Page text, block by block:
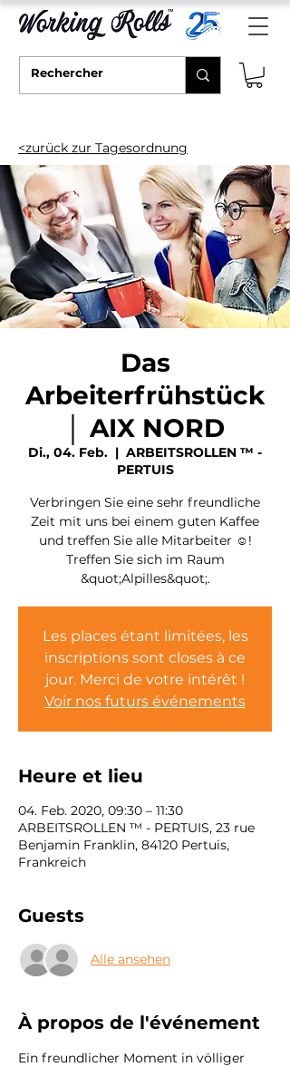
<zurück zur Tagesordnung
Das
Arbeiterfrühstück
│ AIX NORD
Di., 04. Feb.
  |
ARBEITSROLLEN ™ -
PERTUIS
Verbringen Sie eine sehr freundliche
Zeit mit uns bei einem guten Kaffee
und treffen Sie alle Mitarbeiter ☺!
Treffen Sie sich im Raum
&quot;Alpilles&quot;.
Les places étant limitées, les
inscriptions sont closes à ce
jour. Merci de votre intérêt !
Voir nos futurs événements
Heure et lieu
04. Feb. 2020, 09:30 – 11:30
ARBEITSROLLEN ™ - PERTUIS, 23 rue
Benjamin Franklin, 84120 Pertuis,
Frankreich
Guests
Alle ansehen
À propos de l'événement
Ein freundlicher Moment in völliger